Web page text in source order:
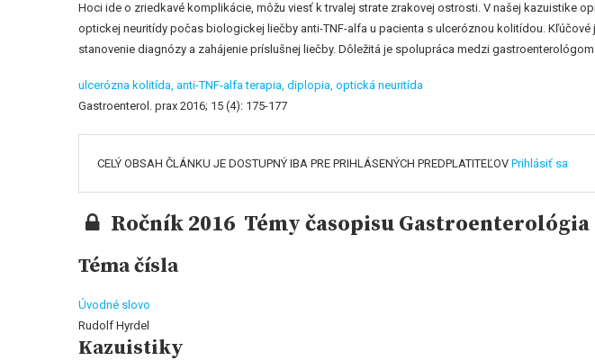
Hoci ide o zriedkavé komplikácie, môžu viesť k trvalej strate zrakovej ostrosti. V našej kazuistike
optickej neuritídy počas biologickej liečby anti-TNF-alfa u pacienta s ulceróznou kolitídou. Kľúčové
stanovenie diagnózy a zahájenie príslušnej liečby. Dôležitá je spolupráca medzi
ulcerózna kolitída, anti-TNF-alfa terapia, diplopia, optická neuritída
Gastroenterol. prax 2016; 15 (4): 175-177
CELÝ OBSAH ČLÁNKU JE DOSTUPNÝ IBA PRE PRIHLÁSENÝCH PREDPLATITEĽOV Prihlásiť sa
Ročník 2016 Témy časopisu Gastroenterológia
Téma čísla
Úvodné slovo
Rudolf Hyrdel
Kazuistiky